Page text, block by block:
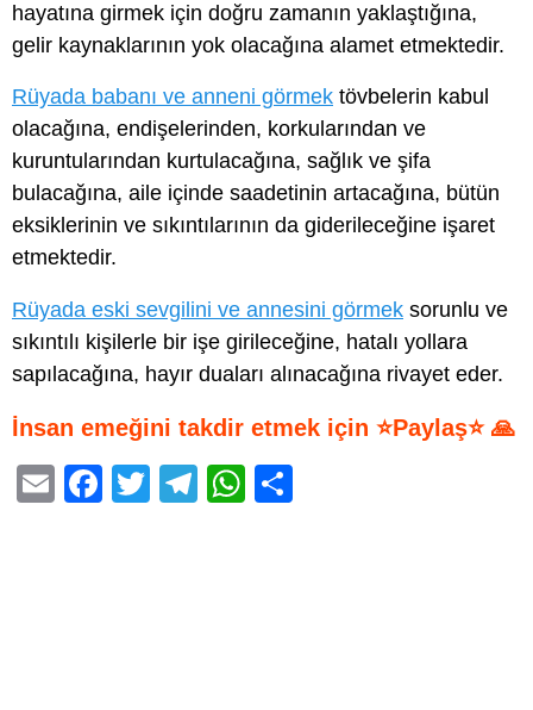
hayatına girmek için doğru zamanın yaklaştığına,
gelir kaynaklarının yok olacağına alamet etmektedir.
Rüyada babanı ve anneni görmek tövbelerin kabul
olacağına, endişelerinden, korkularından ve
kuruntularından kurtulacağına, sağlık ve şifa
bulacağına, aile içinde saadetinin artacağına, bütün
eksiklerinin ve sıkıntılarının da giderileceğine işaret
etmektedir.
Rüyada eski sevgilini ve annesini görmek sorunlu ve
sıkıntılı kişilerle bir işe girileceğine, hatalı yollara
sapılacağına, hayır duaları alınacağına rivayet eder.
İnsan emeğini takdir etmek için ⭐Paylaş⭐ 🙏
E
F
T
T
W